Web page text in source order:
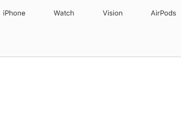
iPhone Watch Vision AirPods